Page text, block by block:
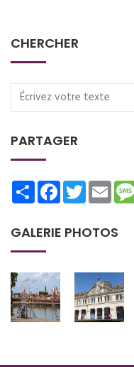
CHERCHER
PARTAGER
ShareFacebookTwitter
GALERIE PHOTOS